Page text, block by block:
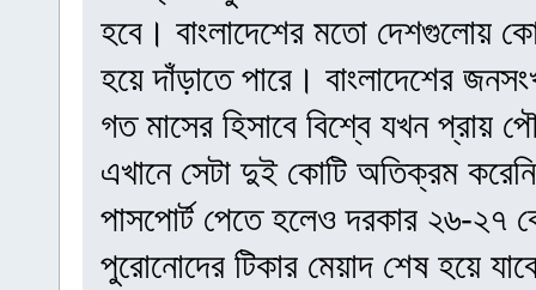
হবে। বাংলাদেশের মতো দেশগুলোয়
হয়ে দাঁড়াতে পারে। বাংলাদেশের
গত মাসের হিসাবে বিশ্বে যখন প্রায়
এখানে সেটা দুই কোটি অতিক্রম
পাসপোর্ট পেতে হলেও দরকার ২৬-২৭
পুরোনোদের টিকার মেয়াদ শেষ হয়ে